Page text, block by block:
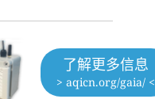
了解更多信息
> aqicn.org/gaia/ <